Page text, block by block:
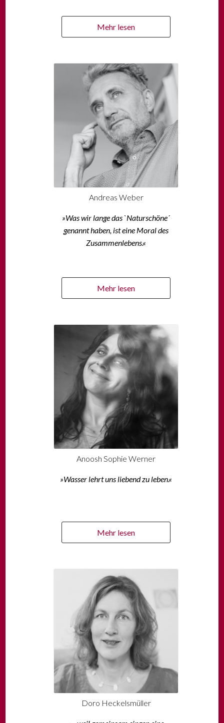
Mehr lesen
Andreas Weber
»Was wir lange das `Naturschöne´
genannt haben, ist eine Moral des
Zusammenlebens.«
Mehr lesen
Anoosh Sophie Werner
»Wasser lehrt uns liebend zu leben.«
Mehr lesen
Doro Heckelsmüller